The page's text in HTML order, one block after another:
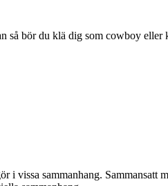
så bör du klä dig som cowboy eller
i vissa sammanhang. Sammansatt